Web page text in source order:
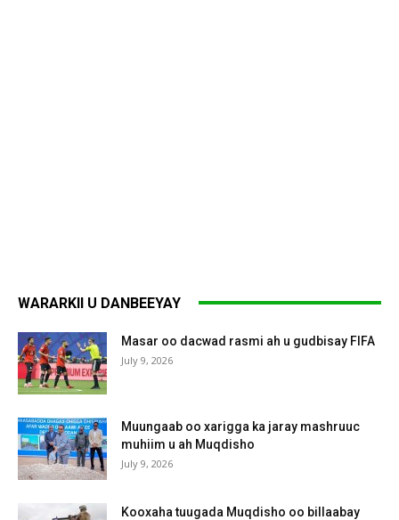
WARARKII U DANBEEYAY
Masar oo dacwad rasmi ah u gudbisay FIFA
July 9, 2026
Muungaab oo xarigga ka jaray mashruuc
muhiim u ah Muqdisho
July 9, 2026
Kooxaha tuugada Muqdisho oo billaabay